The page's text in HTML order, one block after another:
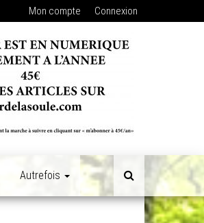
Mon compte Connexion
Autrefois